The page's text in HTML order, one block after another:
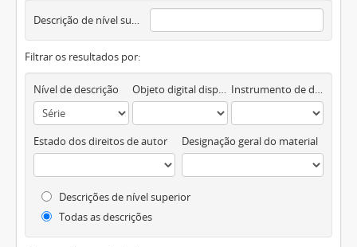
Descrição de nível superior
Filtrar os resultados por:
Nível de descrição Objeto digital disponível Instrumento de descrição documental
Estado dos direitos de autor Designação geral do material
Descrições de nível superior
Todas as descrições